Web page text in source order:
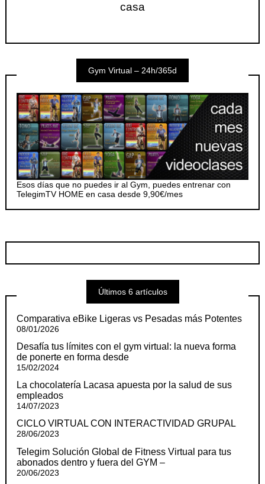
casa
Gym Virtual – 24h/365d
Esos días que no puedes ir al Gym, puedes entrenar con
TelegimTV HOME en casa desde 9,90€/mes
Últimos 6 artículos
Comparativa eBike Ligeras vs Pesadas más Potentes
08/01/2026
Desafía tus límites con el gym virtual: la nueva forma
de ponerte en forma desde
15/02/2024
La chocolatería Lacasa apuesta por la salud de sus
empleados
14/07/2023
CICLO VIRTUAL CON INTERACTIVIDAD GRUPAL
28/06/2023
Telegim Solución Global de Fitness Virtual para tus
abonados dentro y fuera del GYM –
20/06/2023